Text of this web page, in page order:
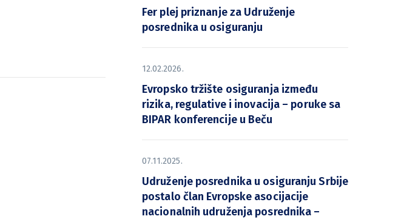
Fer plej priznanje za Udruženje
posrednika u osiguranju
12.02.2026.
Evropsko tržište osiguranja između
rizika, regulative i inovacija – poruke sa
BIPAR konferencije u Beču
07.11.2025.
Udruženje posrednika u osiguranju Srbije
postalo član Evropske asocijacije
nacionalnih udruženja posrednika –